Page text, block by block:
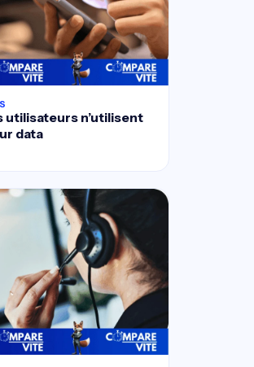
utilisateurs n’utilisent
data